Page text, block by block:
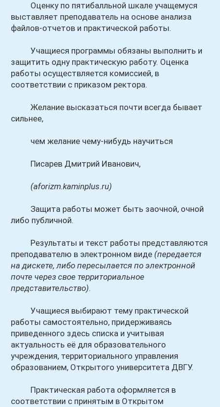
Оценку по пятибалльной шкале учащемуся
выставляет преподаватель на основе анализа
файлов-отчетов и практической работы.
Учащиеся программы обязаны выполнить и
защитить одну практическую работу. Оценка
работы осуществляется комиссией, в
соответствии с приказом ректора.
Желание высказаться почти всегда бывает
сильнее,
чем желание чему-нибудь научиться
Писарев Дмитрий Иванович,
(aforizm.kaminplus.ru)
Защита работы может быть заочной, очной
либо публичной.
Результаты и текст работы представляются
преподавателю в электронном виде (передается
на дискете, либо пересылается по электронной
почте через свое территориальное
представительство).
Учащиеся выбирают тему практической
работы самостоятельно, придерживаясь
приведенного здесь списка и учитывая
актуальность её для образовательного
учреждения, территориального управления
образованием, Открытого университета ДВГУ.
Практическая работа оформляется в
соответствии с принятым в Открытом